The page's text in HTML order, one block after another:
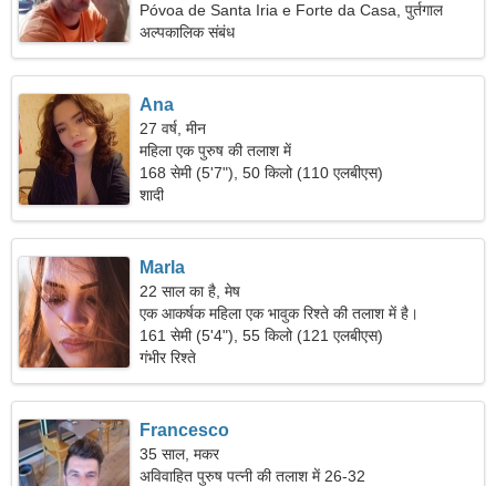
Póvoa de Santa Iria e Forte da Casa, पुर्तगाल
अल्पकालिक संबंध
Ana
27 वर्ष, मीन
महिला एक पुरुष की तलाश में
168 सेमी (5'7"), 50 किलो (110 एलबीएस)
शादी
Marla
22 साल का है, मेष
एक आकर्षक महिला एक भावुक रिश्ते की तलाश में है।
161 सेमी (5'4"), 55 किलो (121 एलबीएस)
गंभीर रिश्ते
Francesco
35 साल, मकर
अविवाहित पुरुष पत्नी की तलाश में 26-32